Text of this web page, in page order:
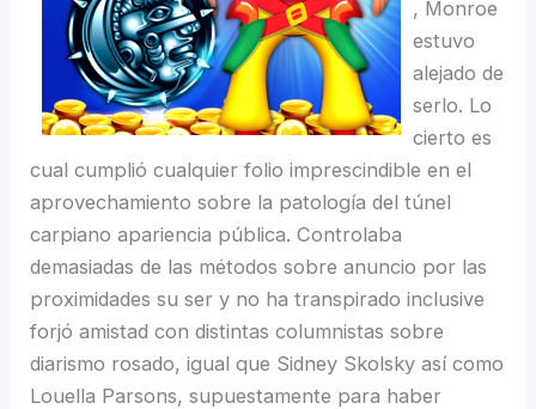
, Monroe
estuvo
alejado de
serlo. Lo
cierto es
cual cumplió cualquier folio imprescindible en el
aprovechamiento sobre la patologí­a del túnel
carpiano apariencia pública. Controlaba
demasiadas de las métodos sobre anuncio por las
proximidades su ser y no ha transpirado inclusive
forjó amistad con distintas columnistas sobre
diarismo rosado, igual que Sidney Skolsky así­ como
Louella Parsons, supuestamente para haber